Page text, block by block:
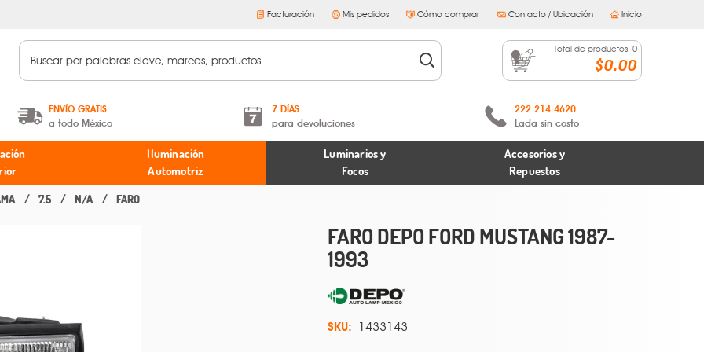
Facturación Mis pedidos Cómo comprar Contacto / Ubicación Inicio
Total de productos: 0
$0.00
ENVÍO GRATIS
a todo México
A partir de $599 MXN.
* Aplican restricciones
7 DÍAS
para devoluciones
Términos y condiciones
Políticas de devoluciones
222 214 4620
Lada sin costo
Iluminación
Automotriz
Luminarios y
Focos
Accesorios y
Repuestos
7.5 N/A FARO
FARO DEPO FORD MUSTANG 1987-
1993
SKU: 1433143